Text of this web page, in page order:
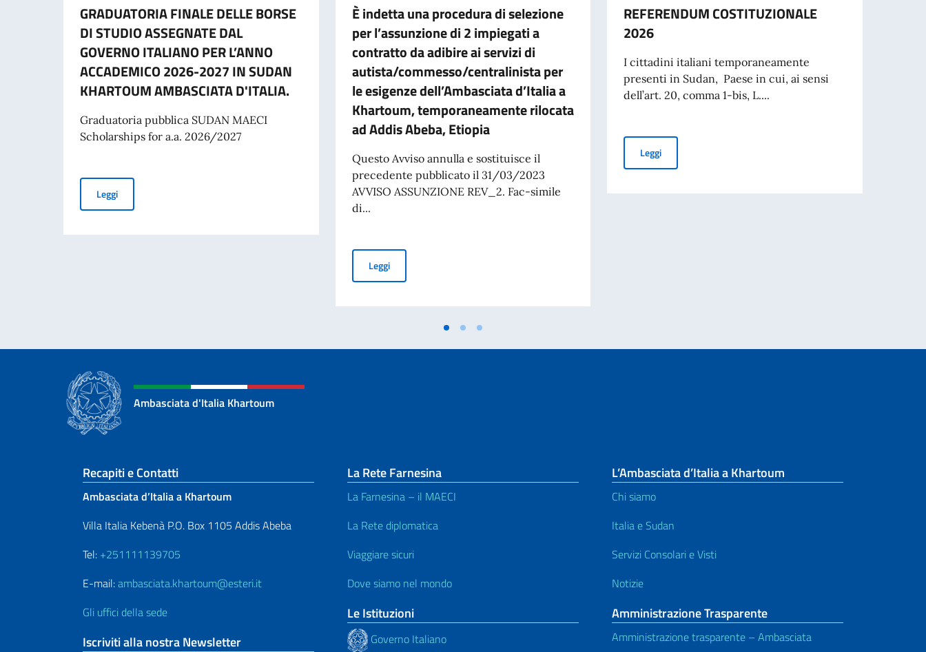
GRADUATORIA FINALE DELLE BORSE
DI STUDIO ASSEGNATE DAL
GOVERNO ITALIANO PER L’ANNO
ACCADEMICO 2026-2027 IN SUDAN
KHARTOUM AMBASCIATA D'ITALIA.
Graduatoria pubblica SUDAN MAECI
Scholarships for a.a. 2026/2027
LeggiGRADUATORIA FINALE DELLE BORSE DI STUDIO ASSEGNATE DAL GOVERNO ITALIANO PER L’ANNO ACCADEMICO 2026-2027 IN SUDAN KHARTOUM AMBASCIATA D'ITALIA.
È indetta una procedura di selezione
per l’assunzione di 2 impiegati a
contratto da adibire ai servizi di
autista/commesso/centralinista per
le esigenze dell’Ambasciata d’Italia a
Khartoum, temporaneamente rilocata
ad Addis Abeba, Etiopia
Questo Avviso annulla e sostituisce il
precedente pubblicato il 31/03/2023
AVVISO ASSUNZIONE REV_2. Fac-simile
di...
LeggiÈ indetta una procedura di selezione per l’assunzione di 2 impiegati a contratto da adibire ai servizi di autista/commesso/
REFERENDUM COSTITUZIONALE
2026
I cittadini italiani temporaneamente
presenti in Sudan, Paese in cui, ai sensi
dell’art. 20, comma 1-bis, L....
LeggiREFERENDUM COSTITUZIONALE 2026
Ambasciata d'Italia Khartoum
Sezione footer
Recapiti e Contatti
Ambasciata d’Italia a Khartoum
Villa Italia Kebenà P.O. Box 1105 Addis Abeba
Tel: +251111139705
E-mail:ambasciata.khartoum@esteri.it
Gli uffici della sede
Iscriviti alla nostra Newsletter
La Rete Farnesina
La Farnesina – il MAECI
La Rete diplomatica
Viaggiare sicuri
Dove siamo nel mondo
Le Istituzioni
Governo Italiano
L’Ambasciata d’Italia a Khartoum
Chi siamo
Italia e Sudan
Servizi Consolari e Visti
Notizie
Amministrazione Trasparente
Amministrazione trasparente – Ambasciata